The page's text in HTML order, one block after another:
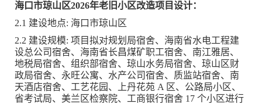
海口市琼山区2026年老旧小区改造项目设计：
2.1 建设地点: 海口市琼山区
2.2 建设规模: 项目拟对规划局宿舍、海南省水电工程建
设总公司宿舍、海南省长昌煤矿职工宿舍、南江雅居、
地税局宿舍、组织部宿舍、琼山水务局宿舍、琼山区财
政局宿舍、永旺公寓、水产公司宿舍、质监站宿舍、南
天酒店宿舍、工艺花园、上丹花苑 A 区、公路局小区、
省考试局、美兰区检察院、工商银行宿舍 17 个小区进行